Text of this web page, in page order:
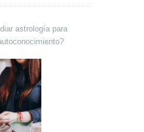
astrología para